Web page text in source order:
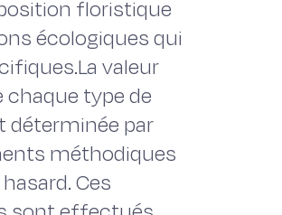
floristique
écologiques qui
valeur
chaque type de
déterminée par
méthodiques
Ces